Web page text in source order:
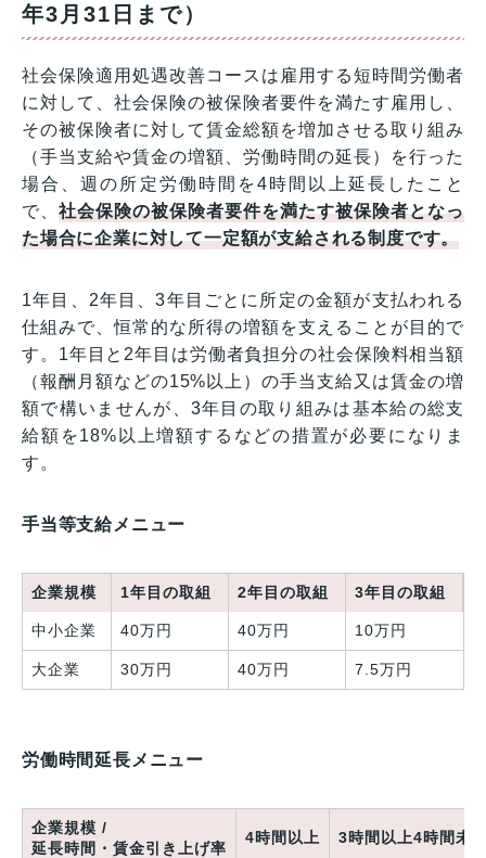
年3月31日まで）
社会保険適用処遇改善コースは雇用する短時間労働者
に対して、社会保険の被保険者要件を満たす雇用し、
その被保険者に対して賃金総額を増加させる取り組み
（手当支給や賃金の増額、労働時間の延長）を行った
場合、週の所定労働時間を4時間以上延長したこと
で、社会保険の被保険者要件を満たす被保険者となっ
た場合に企業に対して一定額が支給される制度です。
1年目、2年目、3年目ごとに所定の金額が支払われる
仕組みで、恒常的な所得の増額を支えることが目的で
す。1年目と2年目は労働者負担分の社会保険料相当額
（報酬月額などの15%以上）の手当支給又は賃金の増
額で構いませんが、3年目の取り組みは基本給の総支
給額を18%以上増額するなどの措置が必要になりま
す。
手当等支給メニュー
企業規模 1年目の取組 2年目の取組 3年目の取組
中小企業 40万円 40万円 10万円
大企業 30万円 40万円 7.5万円
労働時間延長メニュー
企業規模 /
延長時間・賃金引き上げ率
4時間以上 3時間以上4時間未